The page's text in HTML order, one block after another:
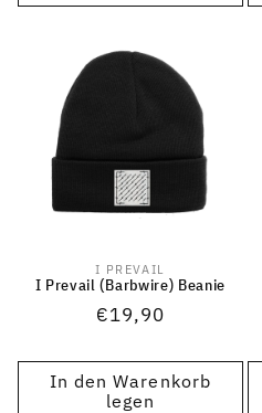
Anbieter:
I PREVAIL
I Prevail (Barbwire) Beanie
Normaler
€19,90
In den Warenkorb
legen